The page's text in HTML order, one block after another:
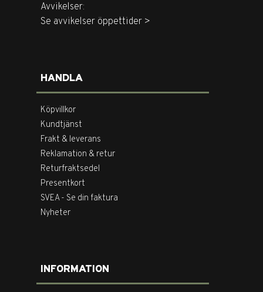
Avvikelser:
Se avvikelser öppettider >
HANDLA
Köpvillkor
Kundtjänst
Frakt & leverans
Reklamation & retur
Returfraktsedel
Presentkort
SVEA - Se din faktura
Nyheter
INFORMATION